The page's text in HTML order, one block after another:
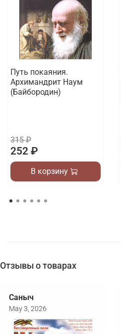
Путь покаяния.
Архимандрит Наум
(Байбородин)
315 ₽
252 ₽
В корзину
Отзывы о товарах
Саныч
May 3, 2026